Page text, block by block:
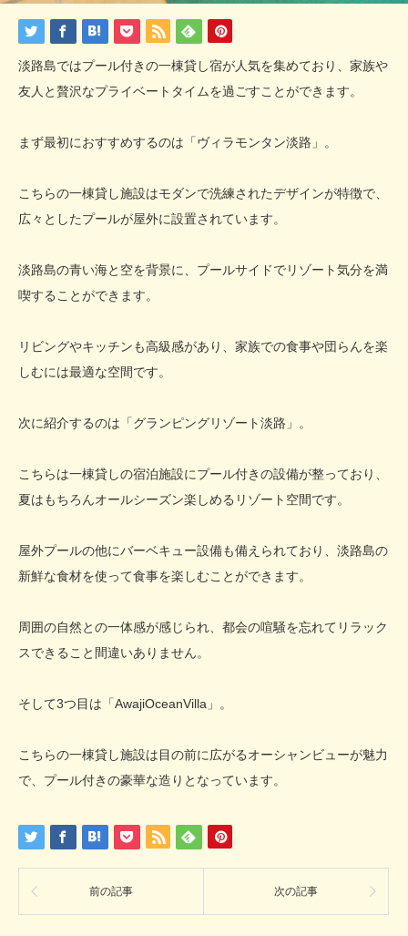
淡路島ではプール付きの一棟貸し宿が人気を集めており、家族や
友人と贅沢なプライベートタイムを過ごすことができます。
まず最初におすすめするのは「ヴィラモンタン淡路」。
こちらの一棟貸し施設はモダンで洗練されたデザインが特徴で、
広々としたプールが屋外に設置されています。
淡路島の青い海と空を背景に、プールサイドでリゾート気分を満
喫することができます。
リビングやキッチンも高級感があり、家族での食事や団らんを楽
しむには最適な空間です。
次に紹介するのは「グランピングリゾート淡路」。
こちらは一棟貸しの宿泊施設にプール付きの設備が整っており、
夏はもちろんオールシーズン楽しめるリゾート空間です。
屋外プールの他にバーベキュー設備も備えられており、淡路島の
新鮮な食材を使って食事を楽しむことができます。
周囲の自然との一体感が感じられ、都会の喧騒を忘れてリラック
スできること間違いありません。
そして3つ目は「AwajiOceanVilla」。
こちらの一棟貸し施設は目の前に広がるオーシャンビューが魅力
で、プール付きの豪華な造りとなっています。
前の記事 次の記事